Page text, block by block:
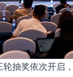
抽奖依次开启